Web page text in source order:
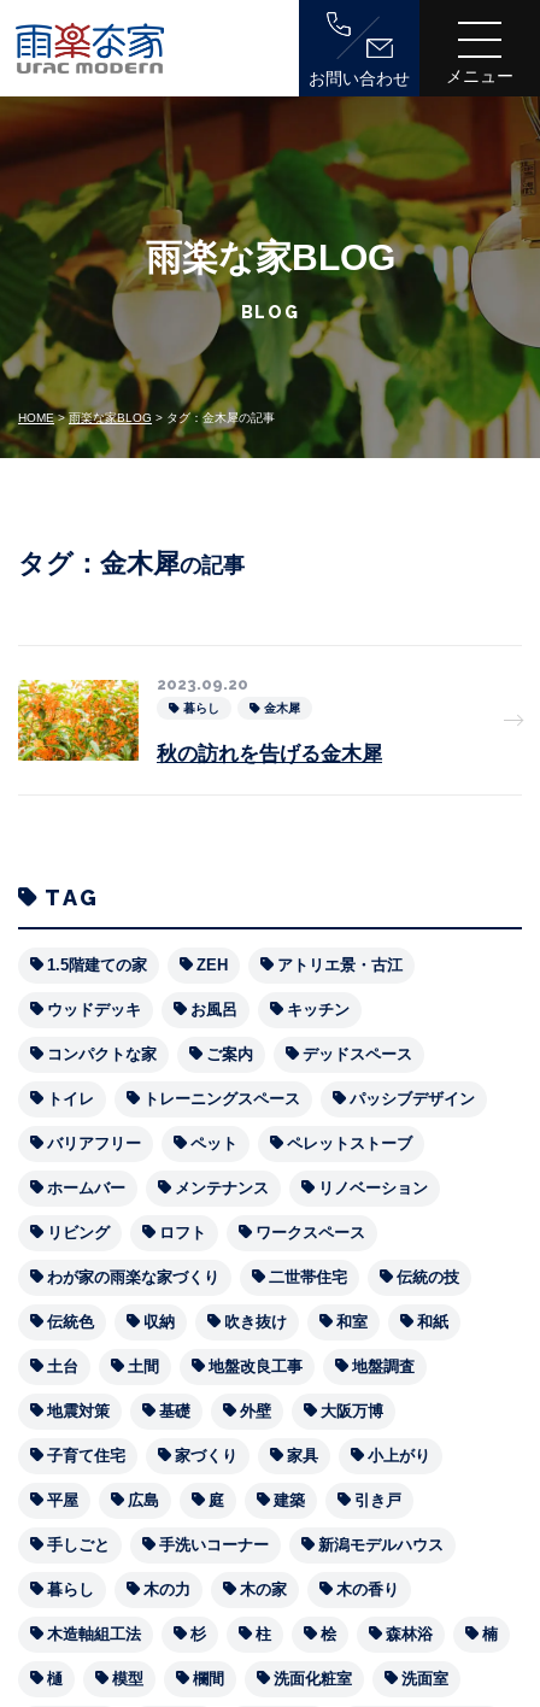
お問い合わせ メニュー
雨楽な家BLOG
BLOG
HOME 雨楽な家BLOG タグ：金木犀の記事
タグ：金木犀の記事
2023.09.20
暮らし 金木犀
秋の訪れを告げる金木犀
TAG
1.5階建ての家 ZEH アトリエ景・古江
ウッドデッキ お風呂 キッチン
コンパクトな家 ご案内 デッドスペース
トイレ トレーニングスペース パッシブデザイン
バリアフリー ペット ペレットストーブ
ホームバー メンテナンス リノベーション
リビング ロフト ワークスペース
わが家の雨楽な家づくり 二世帯住宅 伝統の技
伝統色 収納 吹き抜け 和室 和紙
土台 土間 地盤改良工事 地盤調査
地震対策 基礎 外壁 大阪万博
子育て住宅 家づくり 家具 小上がり
平屋 広島 庭 建築 引き戸
手しごと 手洗いコーナー 新潟モデルハウス
暮らし 木の力 木の家 木の香り
木造軸組工法 杉 柱 桧 森林浴 楠
樋 模型 欄間 洗面化粧室 洗面室